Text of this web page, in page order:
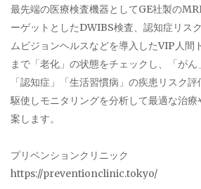
最先端の医療検査機器としてGE社製の
ーゲットとしたDWIBS検査、認知症リス
ムビジョンヘルスなどを導入したVIP人間
まで「老化」の状態をチェックし、「がん
「認知症」「生活習慣病」の疾患リスク
駆使しモニタリングを分析して最適な治療
案します。
プリベンションクリニック
https://preventionclinic.tokyo/